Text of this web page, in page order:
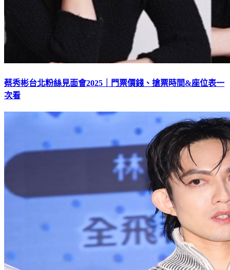
蔡秀彬台北粉絲見面會2025｜門票價錢、搶票時間&座位表一
次看